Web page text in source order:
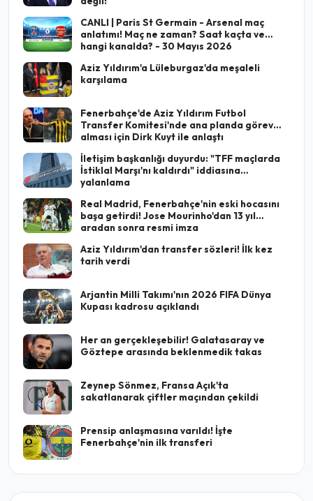
CANLI | Paris St Germain - Arsenal maç
anlatımı! Maç ne zaman? Saat kaçta ve
hangi kanalda? - 30 Mayıs 2026
Aziz Yıldırım'a Lüleburgaz'da meşaleli
karşılama
Fenerbahçe'de Aziz Yıldırım Futbol
Transfer Komitesi'nde ana planda görev
alması için Dirk Kuyt ile anlaştı
İletişim başkanlığı duyurdu: "TFF maçlarda
İstiklal Marşı'nı kaldırdı" iddiasına
yalanlama
Real Madrid, Fenerbahçe'nin eski hocasını
başa getirdi! Jose Mourinho'dan 13 yıl
aradan sonra resmi imza
Aziz Yıldırım'dan transfer sözleri! İlk kez
tarih verdi
Arjantin Milli Takımı'nın 2026 FIFA Dünya
Kupası kadrosu açıklandı
Her an gerçekleşebilir! Galatasaray ve
Göztepe arasında beklenmedik takas
Zeynep Sönmez, Fransa Açık'ta
sakatlanarak çiftler maçından çekildi
Prensip anlaşmasına varıldı! İşte
Fenerbahçe'nin ilk transferi